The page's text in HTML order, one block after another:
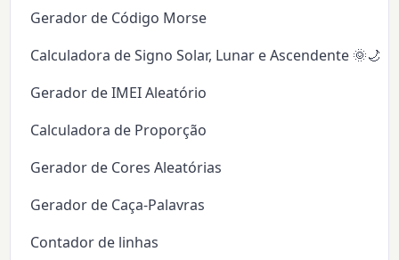
Gerador de Código Morse
Calculadora de Signo Solar, Lunar e Ascendente 🌞🌙✨
Gerador de IMEI Aleatório
Calculadora de Proporção
Gerador de Cores Aleatórias
Gerador de Caça-Palavras
Contador de linhas